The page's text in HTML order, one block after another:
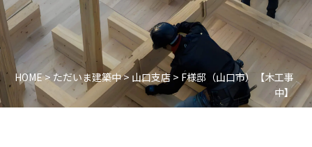
HOME> ただいま建築中> 山口支店 > F様邸（山口市）【木工事
中】